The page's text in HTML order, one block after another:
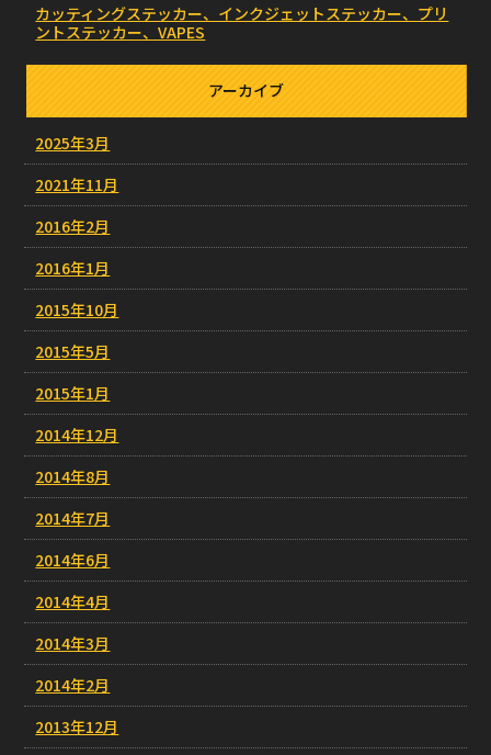
カッティングステッカー、インクジェットステッカー、プリ
ントステッカー、VAPES
アーカイブ
2025年3月
2021年11月
2016年2月
2016年1月
2015年10月
2015年5月
2015年1月
2014年12月
2014年8月
2014年7月
2014年6月
2014年4月
2014年3月
2014年2月
2013年12月